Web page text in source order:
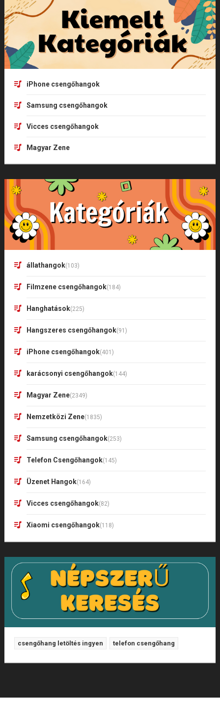
iPhone csengőhangok
Samsung csengőhangok
Vicces csengőhangok
Magyar Zene
állathangok(103)
Filmzene csengőhangok(184)
Hanghatások(225)
Hangszeres csengőhangok(91)
iPhone csengőhangok(401)
karácsonyi csengőhangok(144)
Magyar Zene(2349)
Nemzetközi Zene(1835)
Samsung csengőhangok(253)
Telefon Csengőhangok(145)
Üzenet Hangok(164)
Vicces csengőhangok(82)
Xiaomi csengőhangok(118)
csengőhang letöltés ingyen telefon csengőhang